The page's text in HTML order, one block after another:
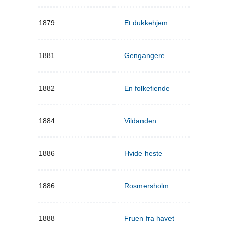
1879 Et dukkehjem
1881 Gengangere
1882 En folkefiende
1884 Vildanden
1886 Hvide heste
1886 Rosmersholm
1888 Fruen fra havet